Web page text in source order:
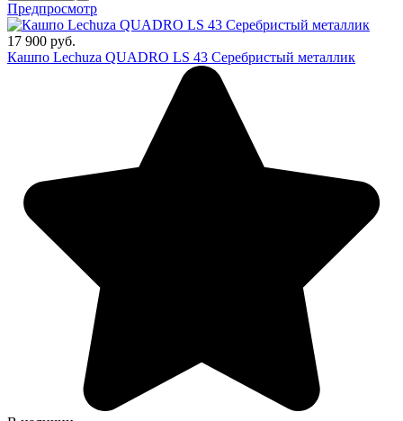
Предпросмотр
17 900 руб.
Кашпо Lechuza QUADRO LS 43 Серебристый металлик